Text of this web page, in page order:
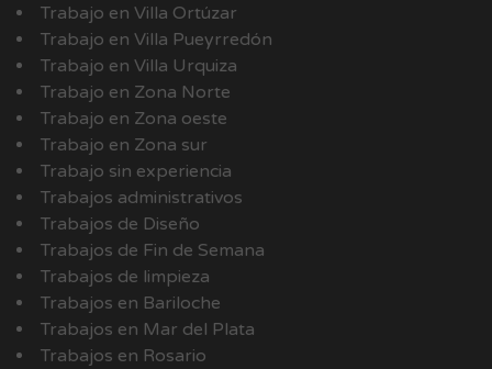
Trabajo en Villa Ortúzar
Trabajo en Villa Pueyrredón
Trabajo en Villa Urquiza
Trabajo en Zona Norte
Trabajo en Zona oeste
Trabajo en Zona sur
Trabajo sin experiencia
Trabajos administrativos
Trabajos de Diseño
Trabajos de Fin de Semana
Trabajos de limpieza
Trabajos en Bariloche
Trabajos en Mar del Plata
Trabajos en Rosario